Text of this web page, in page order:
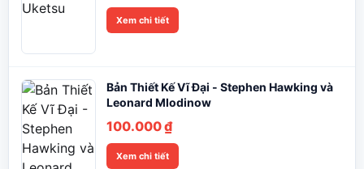
Xem chi tiết
Bản Thiết Kế Vĩ Đại - Stephen Hawking và
Leonard Mlodinow
100.000₫
Xem chi tiết